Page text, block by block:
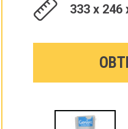
333 x 246